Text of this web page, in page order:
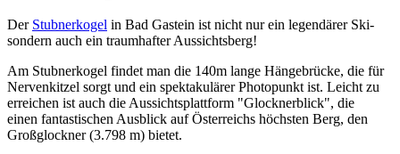
Der Stubnerkogel in Bad Gastein ist nicht nur ein legendärer Ski-
sondern auch ein traumhafter Aussichtsberg!
Am Stubnerkogel findet man die 140m lange Hängebrücke, die für
Nervenkitzel sorgt und ein spektakulärer Photopunkt ist. Leicht zu
erreichen ist auch die Aussichtsplattform "Glocknerblick", die
einen fantastischen Ausblick auf Österreichs höchsten Berg, den
Großglockner (3.798 m) bietet.